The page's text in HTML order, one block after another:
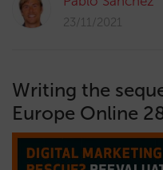
23/11/2021
Writing the
Europe Online